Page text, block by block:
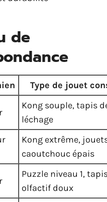
de
Type de jouet
Kong souple, tapis
léchage
Kong extrême,
caoutchouc épais
Puzzle niveau 1,
olfactif doux